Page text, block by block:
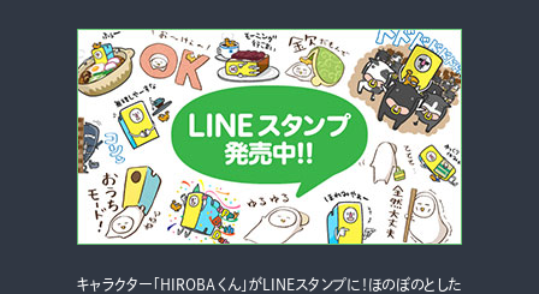
キャラクター「HIROBAくん」がLINEスタンプに！ほのぼのとした